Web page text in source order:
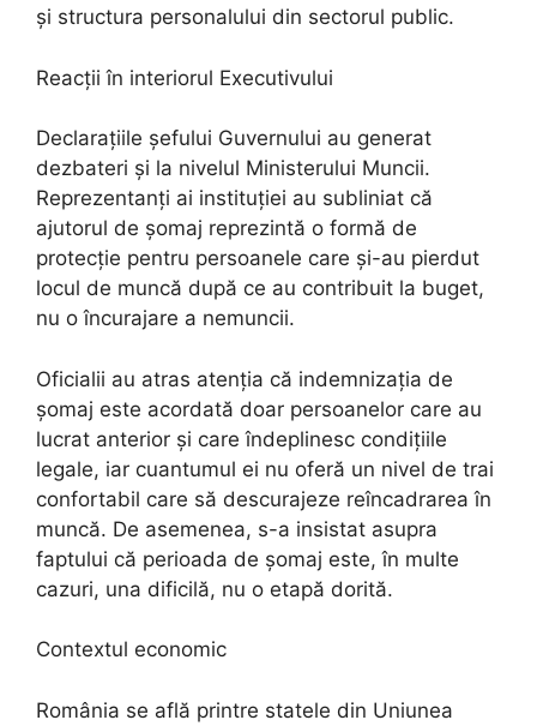
și structura personalului din sectorul public.
Reacții în interiorul Executivului
Declarațiile șefului Guvernului au generat
dezbateri și la nivelul Ministerului Muncii.
Reprezentanți ai instituției au subliniat că
ajutorul de șomaj reprezintă o formă de
protecție pentru persoanele care și-au pierdut
locul de muncă după ce au contribuit la buget,
nu o încurajare a nemuncii.
Oficialii au atras atenția că indemnizația de
șomaj este acordată doar persoanelor care au
lucrat anterior și care îndeplinesc condițiile
legale, iar cuantumul ei nu oferă un nivel de trai
confortabil care să descurajeze reîncadrarea în
muncă. De asemenea, s-a insistat asupra
faptului că perioada de șomaj este, în multe
cazuri, una dificilă, nu o etapă dorită.
Contextul economic
România se află printre statele din Uniunea